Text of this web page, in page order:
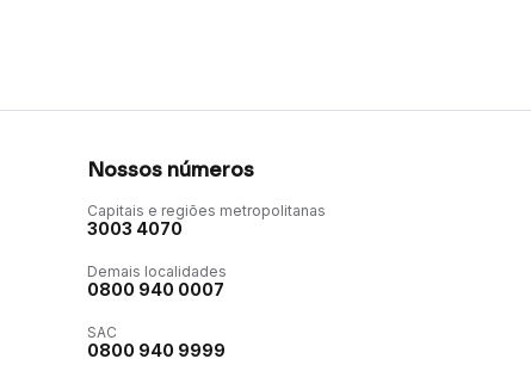
Nossos números
Capitais e regiões metropolitanas
3003 4070
Demais localidades
0800 940 0007
SAC
0800 940 9999